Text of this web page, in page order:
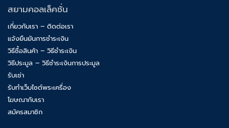
สยามคอลเล็คชั่น
เกี่ยวกับเรา – ติดต่อเรา
แจ้งยืนยันการชำระเงิน
วิธีซื้อสินค้า – วิธีชำระเงิน
วิธีประมูล – วิธีชำระเงินการประมูล
รับเช่า
รับทำเว็บไซต์พระเครื่อง
โฆษณากับเรา
สมัครสมาชิก